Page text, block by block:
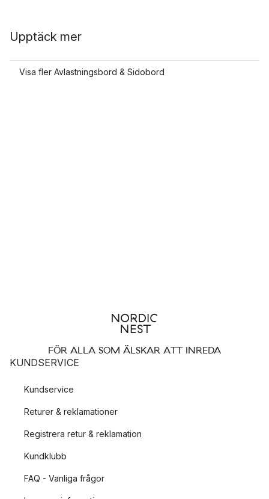
Upptäck mer
Visa fler Avlastningsbord & Sidobord
FÖR ALLA SOM ÄLSKAR ATT INREDA
KUNDSERVICE
Kundservice
Returer & reklamationer
Registrera retur & reklamation
Kundklubb
FAQ - Vanliga frågor